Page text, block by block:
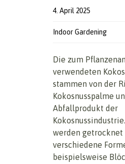
4. April 2025
Indoor Gardening
Die zum
verwendeten
stammen von der
Kokosnusspalme
Abfallprodukt der
werden getrocknet
verschiedene
beispielsweise